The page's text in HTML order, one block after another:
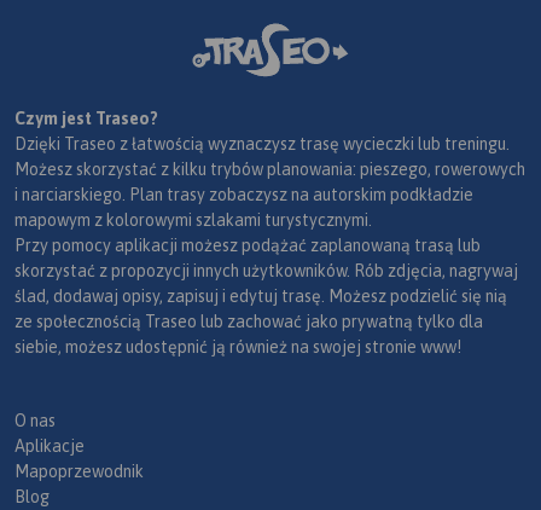
Czym jest Traseo?
Dzięki Traseo z łatwością wyznaczysz trasę wycieczki lub treningu.
Możesz skorzystać z kilku trybów planowania: pieszego, rowerowych
i narciarskiego. Plan trasy zobaczysz na autorskim podkładzie
mapowym z kolorowymi szlakami turystycznymi.
Przy pomocy aplikacji możesz podążać zaplanowaną trasą lub
skorzystać z propozycji innych użytkowników. Rób zdjęcia, nagrywaj
ślad, dodawaj opisy, zapisuj i edytuj trasę. Możesz podzielić się nią
ze społecznością Traseo lub zachować jako prywatną tylko dla
siebie, możesz udostępnić ją również na swojej stronie www!
O nas
Aplikacje
Mapoprzewodnik
Blog